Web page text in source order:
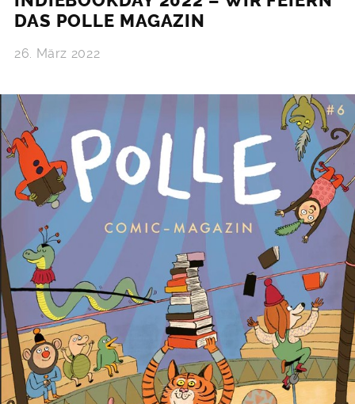
DAS POLLE MAGAZIN
26. März 2022